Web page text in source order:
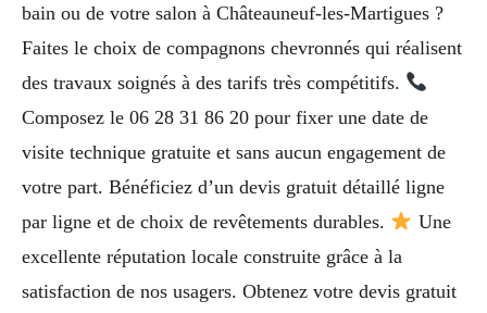
bain ou de votre salon à Châteauneuf-les-Martigues ?
Faites le choix de compagnons chevronnés qui réalisent
des travaux soignés à des tarifs très compétitifs.
Composez le 06 28 31 86 20 pour fixer une date de
visite technique gratuite et sans aucun engagement de
votre part. Bénéficiez d’un devis gratuit détaillé ligne
par ligne et de choix de revêtements durables.
Une
excellente réputation locale construite grâce à la
satisfaction de nos usagers. Obtenez votre devis gratuit